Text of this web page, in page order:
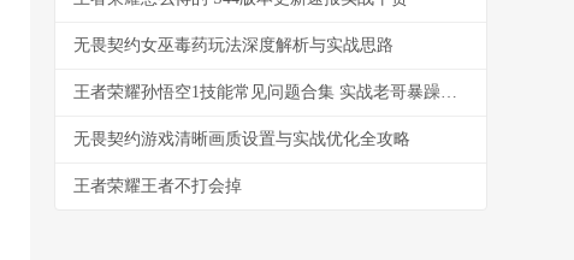
无畏契约女巫毒药玩法深度解析与实战思路
王者荣耀孙悟空1技能常见问题合集 实战老哥暴躁解答不废话版
无畏契约游戏清晰画质设置与实战优化全攻略
王者荣耀王者不打会掉